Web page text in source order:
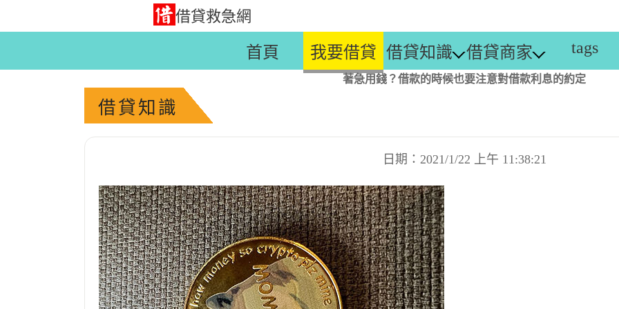
借貸救急網
首頁 我要借貸 借貸知識 借貸商家 tags
著急用錢？借款的時候也要注意對借款利息的約定
借貸知識
日期：2021/1/22 上午 11:38:21